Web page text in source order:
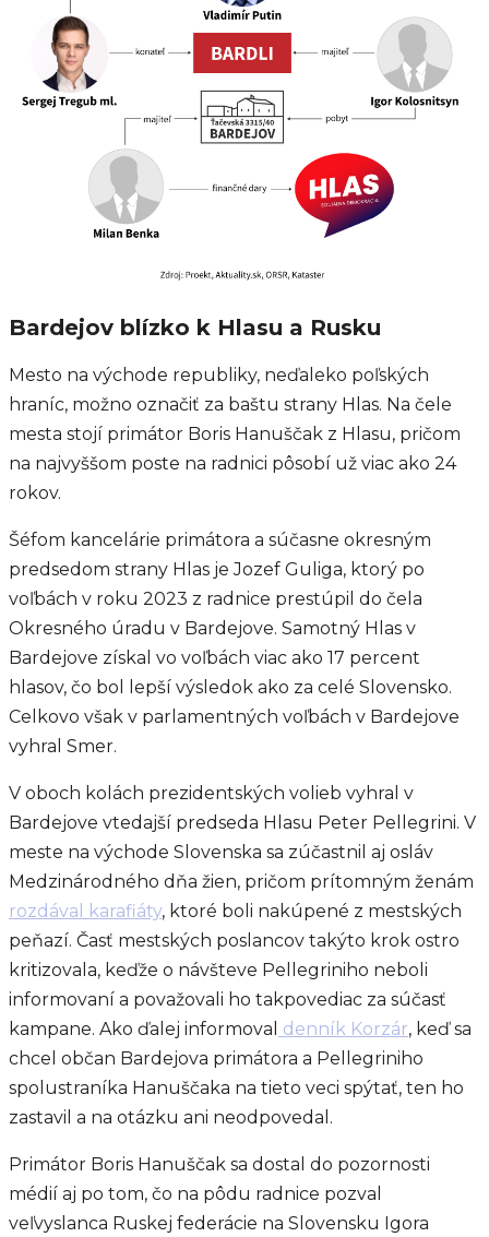
Bardejov blízko k Hlasu a Rusku
Mesto na východe republiky, neďaleko poľských
hraníc, možno označiť za baštu strany Hlas. Na čele
mesta stojí primátor Boris Hanuščak z Hlasu, pričom
na najvyššom poste na radnici pôsobí už viac ako 24
rokov.
Šéfom kancelárie primátora a súčasne okresným
predsedom strany Hlas je Jozef Guliga, ktorý po
voľbách v roku 2023 z radnice prestúpil do čela
Okresného úradu v Bardejove. Samotný Hlas v
Bardejove získal vo voľbách viac ako 17 percent
hlasov, čo bol lepší výsledok ako za celé Slovensko.
Celkovo však v parlamentných voľbách v Bardejove
vyhral Smer.
V oboch kolách prezidentských volieb vyhral v
Bardejove vtedajší predseda Hlasu Peter Pellegrini. V
meste na východe Slovenska sa zúčastnil aj osláv
Medzinárodného dňa žien, pričom prítomným ženám
rozdával karafiáty, ktoré boli nakúpené z mestských
peňazí. Časť mestských poslancov takýto krok ostro
kritizovala, keďže o návšteve Pellegriniho neboli
informovaní a považovali ho takpovediac za súčasť
kampane. Ako ďalej informoval denník Korzár, keď sa
chcel občan Bardejova primátora a Pellegriniho
spolustraníka Hanuščaka na tieto veci spýtať, ten ho
zastavil a na otázku ani neodpovedal.
Primátor Boris Hanuščak sa dostal do pozornosti
médií aj po tom, čo na pôdu radnice pozval
veľvyslanca Ruskej federácie na Slovensku Igora